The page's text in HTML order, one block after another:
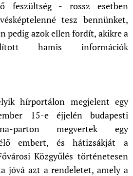
feszültség - rossz esetben
tesz bennünket,
pedig azok ellen fordít, akikre a
hamis információk
hírportálon megjelent egy
15-e éjjelén budapesti
parton megvertek egy
élő embert, és hátizsákját a
Közgyűlés történetesen
jóvá azt a rendeletet, amely a